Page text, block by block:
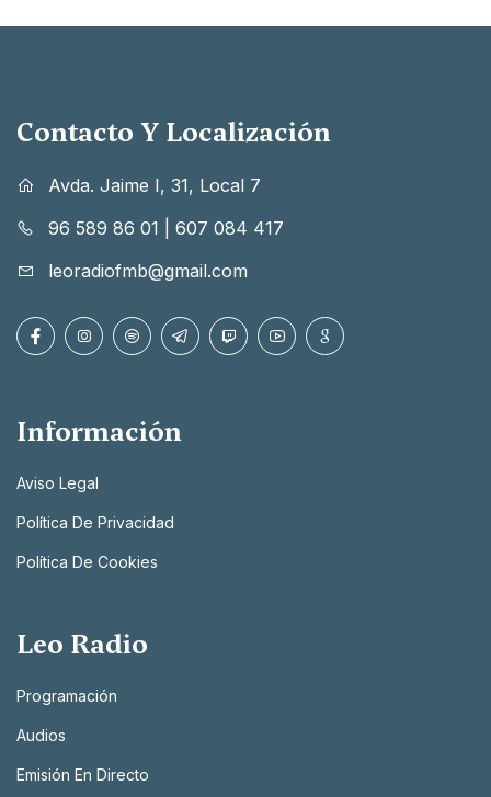
Contacto Y Localización
Avda. Jaime I, 31, Local 7
96 589 86 01
607 084 417
leoradiofmb@gmail.com
Información
Aviso Legal
Política De Privacidad
Política De Cookies
Leo Radio
Programación
Audios
Emisión En Directo